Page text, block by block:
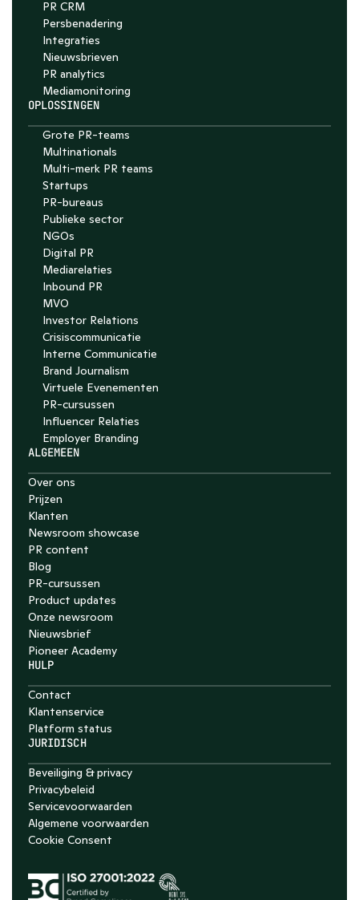
PR CRM
Persbenadering
Integraties
Nieuwsbrieven
PR analytics
Media­monitoring
OPLOSSINGEN
Grote PR-teams
Multinationals
Multi-merk PR teams
Startups
PR-bureaus
Publieke sector
NGOs
Digital PR
Mediarelaties
Inbound PR
MVO
Investor Relations
Crisiscommunicatie
Interne Communicatie
Brand Journalism
Virtuele Evenementen
PR-cursussen
Influencer Relaties
Employer Branding
ALGEMEEN
Over ons
Prijzen
Klanten
Newsroom showcase
PR content
Blog
PR-cursussen
Product updates
Onze newsroom
Nieuwsbrief
Pioneer Academy
HULP
Contact
Klantenservice
Platform status
JURIDISCH
Beveiliging & privacy
Privacybeleid
Servicevoorwaarden
Algemene voorwaarden
Cookie Consent